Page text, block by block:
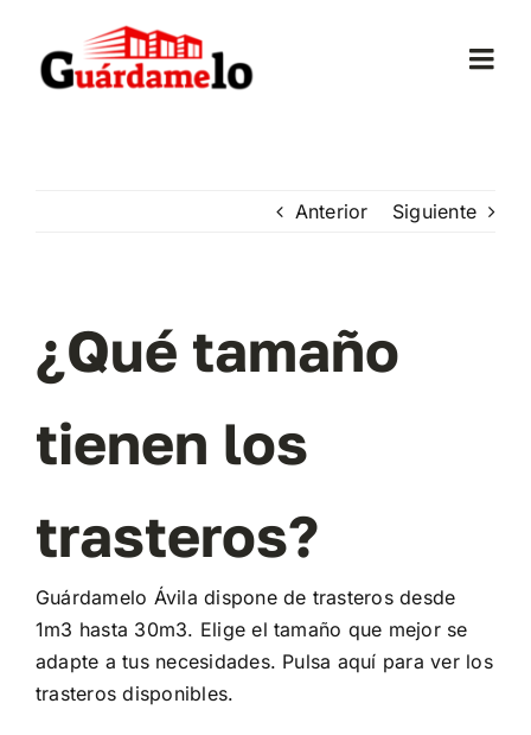
contenido
Conócenos
Trasteros
Mudanzas
Contacto
Mi cuenta
Anterior Siguiente
¿Qué tamaño
tienen los
trasteros?
Guárdamelo Ávila dispone de trasteros desde
1m3 hasta 30m3. Elige el tamaño que mejor se
adapte a tus necesidades. Pulsa aquí para ver los
trasteros disponibles.